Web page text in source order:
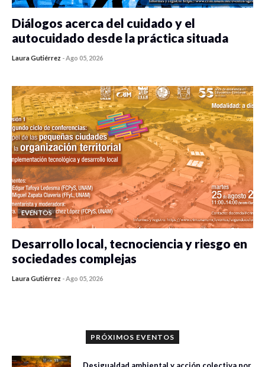
Diálogos acerca del cuidado y el
autocuidado desde la práctica situada
Laura Gutiérrez -Ago 05, 2026
EVENTOS
Desarrollo local, tecnociencia y riesgo en
sociedades complejas
Laura Gutiérrez -Ago 05, 2026
PRÓXIMOS EVENTOS